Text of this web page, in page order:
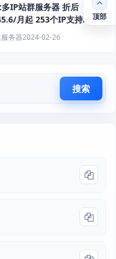
IP站群服务器 折后
月起 253个IP支持/CN2
务器2024-02-26
搜索
顶部